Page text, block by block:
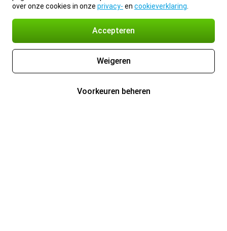
over onze cookies in onze privacy- en cookieverklaring
Accepteren
Weigeren
Voorkeuren beheren